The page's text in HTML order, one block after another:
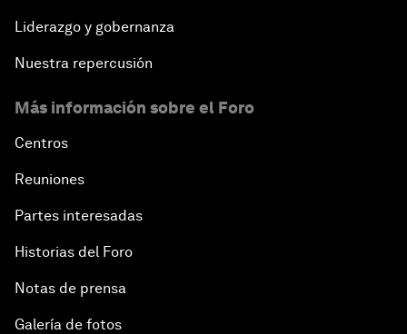
Liderazgo y gobernanza
Nuestra repercusión
Más información sobre el Foro
Centros
Reuniones
Partes interesadas
Historias del Foro
Notas de prensa
Galería de fotos